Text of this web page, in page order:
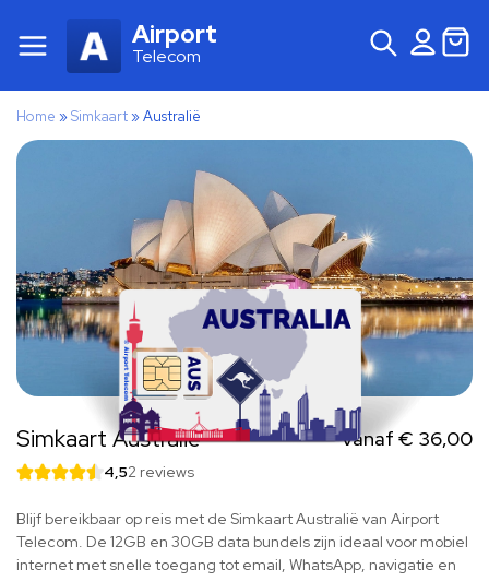
Airport
Telecom
Home »Simkaart»Australië
Simkaart Australië Vanaf € 36,00
4,52 reviews
Blijf bereikbaar op reis met de Simkaart Australië van Airport
Telecom. De 12GB en 30GB data bundels zijn ideaal voor mobiel
internet met snelle toegang tot email, WhatsApp, navigatie en